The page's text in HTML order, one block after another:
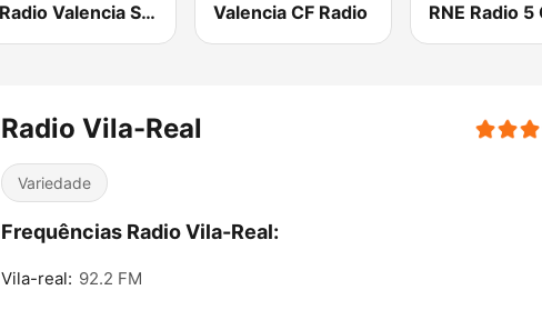
Radio Valencia SER Valencia CF Radio
Radio Vila-Real
Variedade
Frequências Radio Vila-Real:
Vila-real: 92.2 FM